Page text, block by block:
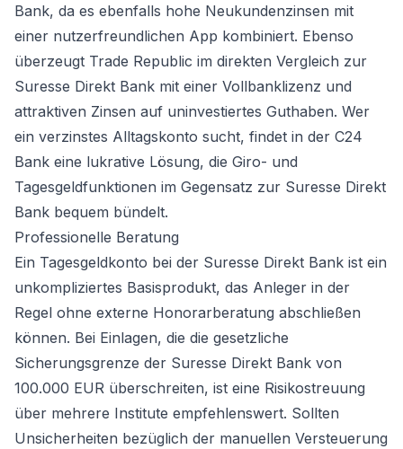
Bank, da es ebenfalls hohe Neukundenzinsen mit
einer nutzerfreundlichen App kombiniert. Ebenso
überzeugt Trade Republic im direkten Vergleich zur
Suresse Direkt Bank mit einer Vollbanklizenz und
attraktiven Zinsen auf uninvestiertes Guthaben. Wer
ein verzinstes Alltagskonto sucht, findet in der C24
Bank eine lukrative Lösung, die Giro- und
Tagesgeldfunktionen im Gegensatz zur Suresse Direkt
Bank bequem bündelt.
Professionelle Beratung
Ein Tagesgeldkonto bei der Suresse Direkt Bank ist ein
unkompliziertes Basisprodukt, das Anleger in der
Regel ohne externe Honorarberatung abschließen
können. Bei Einlagen, die die gesetzliche
Sicherungsgrenze der Suresse Direkt Bank von
100.000 EUR überschreiten, ist eine Risikostreuung
über mehrere Institute empfehlenswert. Sollten
Unsicherheiten bezüglich der manuellen Versteuerung